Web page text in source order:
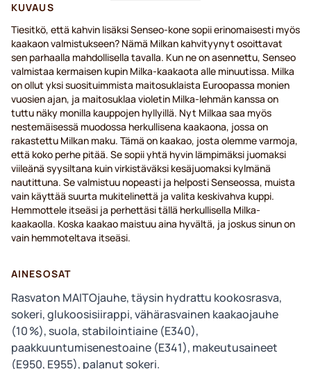
KUVAUS
Tiesitkö, että kahvin lisäksi Senseo-kone sopii erinomaisesti myös
kaakaon valmistukseen? Nämä Milkan kahvityynyt osoittavat
sen parhaalla mahdollisella tavalla. Kun ne on asennettu, Senseo
valmistaa kermaisen kupin Milka-kaakaota alle minuutissa. Milka
on ollut yksi suosituimmista maitosuklaista Euroopassa monien
vuosien ajan, ja maitosuklaa violetin Milka-lehmän kanssa on
tuttu näky monilla kauppojen hyllyillä. Nyt Milkaa saa myös
nestemäisessä muodossa herkullisena kaakaona, jossa on
rakastettu Milkan maku. Tämä on kaakao, josta olemme varmoja,
että koko perhe pitää. Se sopii yhtä hyvin lämpimäksi juomaksi
viileänä syysiltana kuin virkistäväksi kesäjuomaksi kylmänä
nautittuna. Se valmistuu nopeasti ja helposti Senseossa, muista
vain käyttää suurta mukitelinettä ja valita keskivahva kuppi.
Hemmottele itseäsi ja perhettäsi tällä herkullisella Milka-
kaakaolla. Koska kaakao maistuu aina hyvältä, ja joskus sinun on
vain hemmoteltava itseäsi.
AINESOSAT
Rasvaton MAITOjauhe, täysin hydrattu kookosrasva,
sokeri, glukoosisiirappi, vähärasvainen kaakaojauhe
(10 %), suola, stabilointiaine (E340),
paakkuuntumisenestoaine (E341), makeutusaineet
(E950, E955), palanut sokeri.